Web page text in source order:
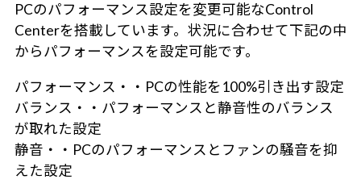
PCのパフォーマンス設定を変更可能なControl
Centerを搭載しています。状況に合わせて下記の中
からパフォーマンスを設定可能です。
パフォーマンス・・PCの性能を100%引き出す設定
バランス・・パフォーマンスと静音性のバランス
が取れた設定
静音・・PCのパフォーマンスとファンの騒音を抑
えた設定